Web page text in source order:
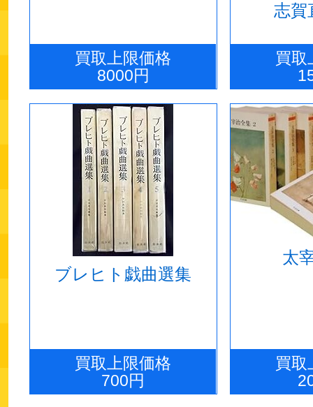
買取上限価格
8000円
志賀
買取
ブレヒト戯曲選集
買取上限価格
700円
太
買取